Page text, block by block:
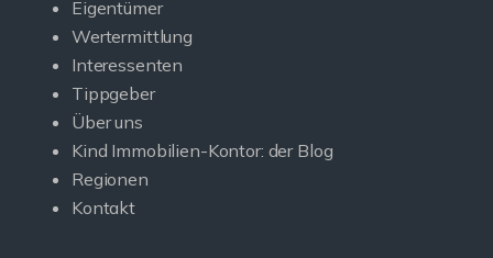
Eigentümer
Wertermittlung
Interessenten
Tippgeber
Über uns
Kind Immobilien-Kontor: der Blog
Regionen
Kontakt